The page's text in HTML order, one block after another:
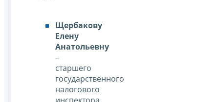
Щербакову
Елену
Анатольевну
–
старшего
государственного
налогового